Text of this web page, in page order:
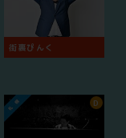
街裏ぴんく
D